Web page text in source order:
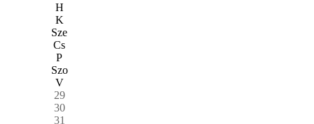
H
K
Sze
Cs
P
Szo
V
29
30
31